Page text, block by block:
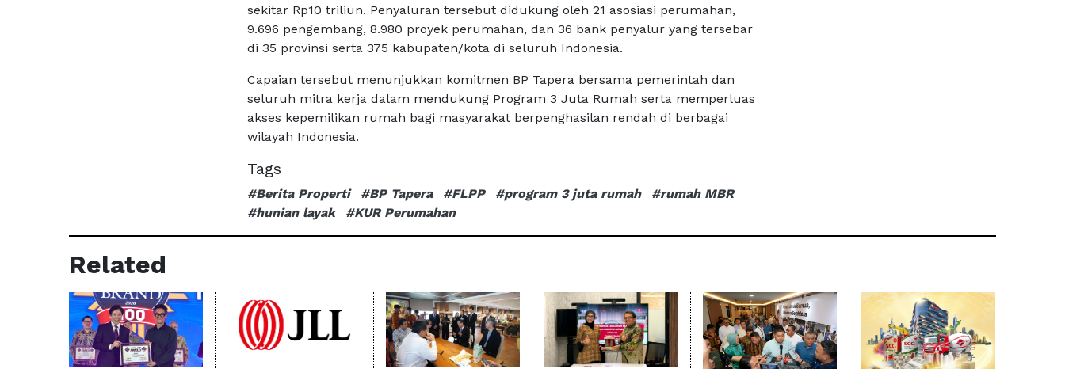
sekitar Rp10 triliun. Penyaluran tersebut didukung oleh 21 asosiasi perumahan,
9.696 pengembang, 8.980 proyek perumahan, dan 36 bank penyalur yang tersebar
di 35 provinsi serta 375 kabupaten/kota di seluruh Indonesia.
Capaian tersebut menunjukkan komitmen BP Tapera bersama pemerintah dan
seluruh mitra kerja dalam mendukung Program 3 Juta Rumah serta memperluas
akses kepemilikan rumah bagi masyarakat berpenghasilan rendah di berbagai
wilayah Indonesia.
Tags
#Berita Properti #BP Tapera #FLPP #program 3 juta rumah
#rumah MBR
#hunian layak
#KUR Perumahan
Related